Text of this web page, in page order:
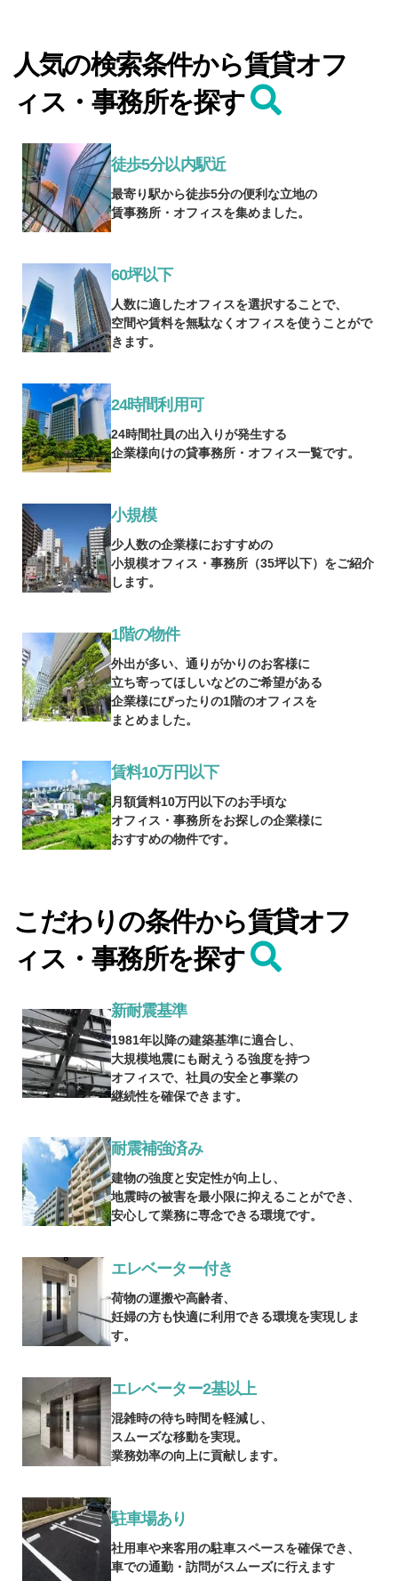
人気の検索条件から賃貸オフ
ィス・事務所を探す
徒歩5分以内駅近
最寄り駅から徒歩5分の便利な立地の
賃事務所・オフィスを集めました。
60坪以下
人数に適したオフィスを選択することで、
空間や賃料を無駄なくオフィスを使うことがで
きます。
24時間利用可
24時間社員の出入りが発生する
企業様向けの貸事務所・オフィス一覧です。
小規模
少人数の企業様におすすめの
小規模オフィス・事務所（35坪以下）をご紹介
します。
1階の物件
外出が多い、通りがかりのお客様に
立ち寄ってほしいなどのご希望がある
企業様にぴったりの1階のオフィスを
まとめました。
賃料10万円以下
月額賃料10万円以下のお手頃な
オフィス・事務所をお探しの企業様に
おすすめの物件です。
こだわりの条件から賃貸オフ
ィス・事務所を探す
新耐震基準
1981年以降の建築基準に適合し、
大規模地震にも耐えうる強度を持つ
オフィスで、社員の安全と事業の
継続性を確保できます。
耐震補強済み
建物の強度と安定性が向上し、
地震時の被害を最小限に抑えることができ、
安心して業務に専念できる環境です。
エレベーター付き
荷物の運搬や高齢者、
妊婦の方も快適に利用できる環境を実現しま
す。
エレベーター2基以上
混雑時の待ち時間を軽減し、
スムーズな移動を実現。
業務効率の向上に貢献します。
駐車場あり
社用車や来客用の駐車スペースを確保でき、
車での通勤・訪問がスムーズに行えます